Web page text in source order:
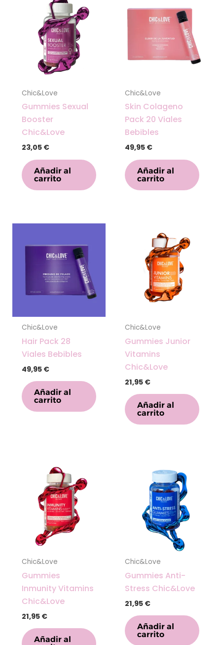
Chic&Love
Gummies Sexual
Booster
Chic&Love
23,05 €
Añadir al
carrito
Chic&Love
Skin Colageno
Pack 20 Viales
Bebibles
49,95 €
Añadir al
carrito
Chic&Love
Hair Pack 28
Viales Bebibles
49,95 €
Añadir al
carrito
Chic&Love
Gummies Junior
Vitamins
Chic&Love
21,95 €
Añadir al
carrito
Chic&Love
Gummies
Inmunity Vitamins
Chic&Love
21,95 €
Añadir al
Chic&Love
Gummies Anti-
Stress Chic&Love
21,95 €
Añadir al
carrito